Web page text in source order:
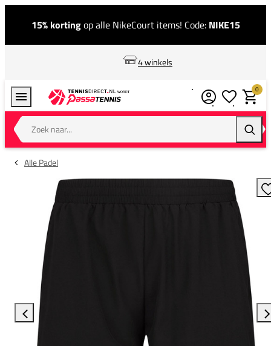
15% kortingop alle NikeCourt items! Code: NIKE15
4 winkels
Zoek naar...
0
Alle Padel